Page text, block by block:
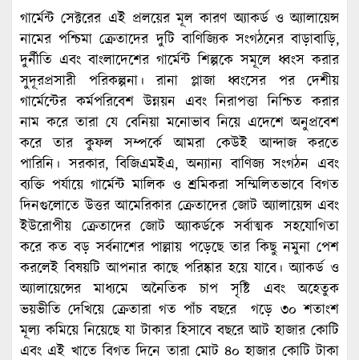
গার্মেন্ট সেক্টরের এই প্রলয়ের মূল কারণ অ্যাকর্ড ও অ্যালায়েন্স
নামের পশ্চিমা ক্রেতাদের দুটি বাণিজ্যিক সংগঠনের বাড়াবাড়ি,
দুর্নীতি এবং বাংলাদেশের গার্মেন্ট শিল্পকে সমূলে ধ্বংস করার
সুদূরপ্রসারী পরিকল্পনা। রানা প্লাজা ধ্বংসের পর দেশীয়
গার্মেন্টের কর্মপরিবেশ উন্নয়ন এবং নিরাপত্তা নিশ্চিত করার
নাম করে তারা যে বেনিয়া মনোভাব নিয়ে এদেশে অনুপ্রবেশ
করে তার কুফল সম্পর্কে আমরা কেউই আন্দাজ করতে
পারিনি। সরকার, বিজিএমইএ, অন্যান্য বাণিজ্য সংগঠন এবং
ব্যক্তি পর্যায়ে গার্মেন্ট মালিক ও শ্রমিকরা সম্মিলিতভাবে বিগত
দিনগুলোতে উত্তর আমেরিকার ক্রেতাদের জোট অ্যালায়েন্স এবং
ইউরোপীয় ক্রেতাদের জোট অ্যাকর্ডকে সর্বাত্মক সহযোগিতা
করে কত বড় সর্বনাশের পাল্লায় পড়েছে তার কিছু নমুনা পেশ
করলেই বিষয়টি আপনার কাছে পরিষ্কার হয়ে যাবে। অ্যাকর্ড ও
অ্যালায়েন্সের মাধ্যমে অনৈতিক চাপ সৃষ্টি এবং অহেতুক
ভয়ভীতি দেখিয়ে ক্রেতারা গত পাঁচ বছরে গড়ে ৩০ শতাংশ
মূল্য কমিয়ে নিয়েছে যা টাকার হিসাবে বছরে আট হাজার কোটি
এবং এই খাতে বিগত দিনে তারা মোট ৪০ হাজার কোটি টাকা